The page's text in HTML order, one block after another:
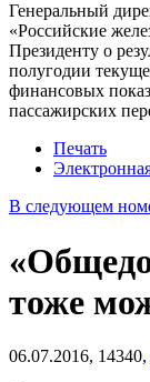
Генеральный
«Российские
Президенту о
полугодии
финансовых
пассажирских
Печать
В следующем
тоже
06.07.2016, 14340,